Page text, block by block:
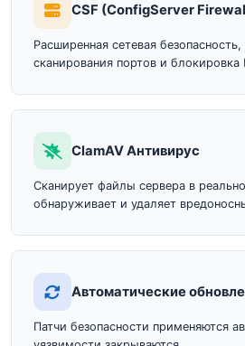
CSF (ConfigServer
Расширенная сетевая
сканирования портов и блокировка
ClamAV Антивирус
Сканирует файлы сервера в
обнаруживает и удаляет
Автоматические
Патчи безопасности применяются